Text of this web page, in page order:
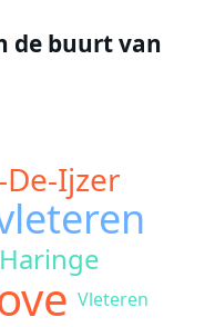
de buurt van
Ijzer
Vleteren